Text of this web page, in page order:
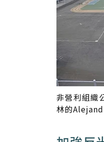
非營利組織
林的